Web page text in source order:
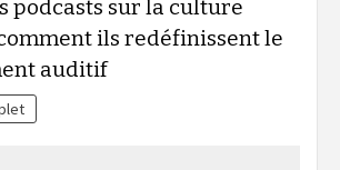
podcasts sur la culture
ils redéfinissent le
auditif